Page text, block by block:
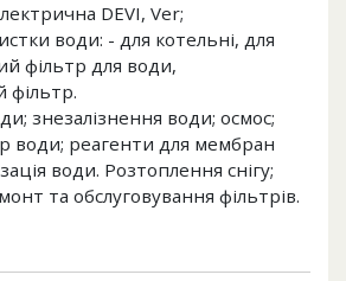
DEVI, Ver;
води: - для котельні, для
фільтр для води,
фільтр.
знезалізнення води; осмос;
води; реагенти для мембран
води. Розтоплення снігу;
та обслуговування фільтрів.